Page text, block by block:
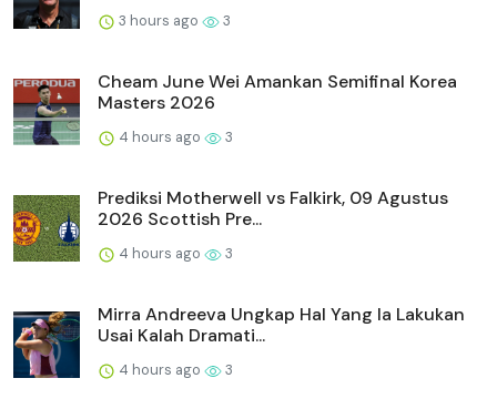
3 hours ago 3
Cheam June Wei Amankan Semifinal Korea
Masters 2026
4 hours ago 3
Prediksi Motherwell vs Falkirk, 09 Agustus
2026 Scottish Pre...
4 hours ago 3
Mirra Andreeva Ungkap Hal Yang Ia Lakukan
Usai Kalah Dramati...
4 hours ago 3